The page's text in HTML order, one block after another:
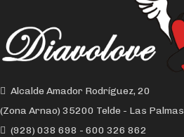
Alcalde Amador Rodríguez, 20
(Zona Arnao) 35200 Telde - Las Palmas
(928) 038 698 - 600 326 862